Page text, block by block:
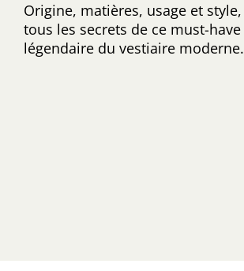
Origine, matières, usage et style,
tous les secrets de ce must-have
légendaire du vestiaire moderne.